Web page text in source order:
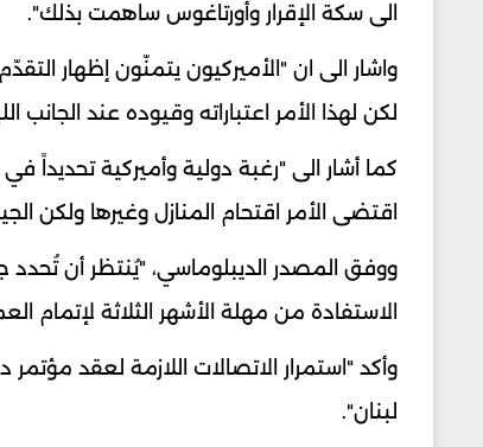
الى سكة الإقرار وأورتاغوس ساهمت بذلك".
واشار الى ان "الأميركيون يتمنّون إظهار
لكن لهذا الأمر اعتباراته وقيوده عند الجانب
كما أشار الى "رغبة دولية وأميركية
اقتضى الأمر اقتحام المنازل وغيرها
ووفق المصدر الديبلوماسي، "يُنتظر أن تُحدد
الاستفادة من مهلة الأشهر الثلاثة
وأكد "استمرار الاتصالات اللازمة لعقد
لبنان".